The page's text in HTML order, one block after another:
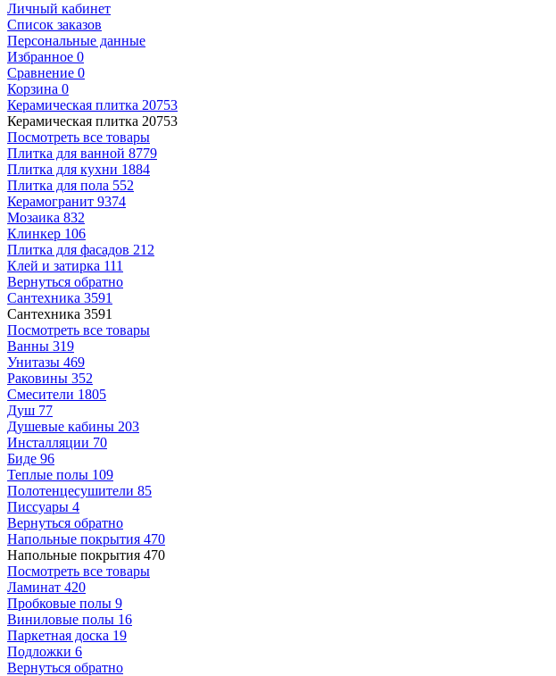
Личный кабинет
Список заказов
Персональные данные
Избранное 0
Сравнение 0
Корзина 0
Керамическая плитка 20753
Керамическая плитка 20753
Посмотреть все товары
Плитка для ванной 8779
Плитка для кухни 1884
Плитка для пола 552
Керамогранит 9374
Мозаика 832
Клинкер 106
Плитка для фасадов 212
Клей и затирка 111
Вернуться обратно
Сантехника 3591
Сантехника 3591
Посмотреть все товары
Ванны 319
Унитазы 469
Раковины 352
Смесители 1805
Душ 77
Душевые кабины 203
Инсталляции 70
Биде 96
Теплые полы 109
Полотенцесушители 85
Писсуары 4
Вернуться обратно
Напольные покрытия 470
Напольные покрытия 470
Посмотреть все товары
Ламинат 420
Пробковые полы 9
Виниловые полы 16
Паркетная доска 19
Подложки 6
Вернуться обратно